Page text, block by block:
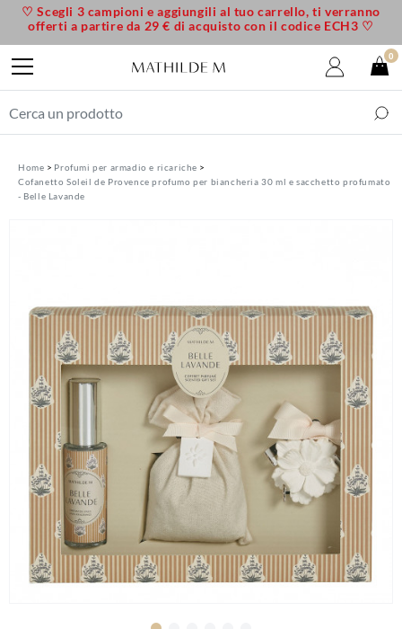
Home
Profumi per armadio e ricariche
Cofanetto Soleil de Provence profumo per biancheria 30 ml e sacchetto profumato
- Belle Lavande
♡ Scegli 3 campioni e aggiungili al tuo carrello, ti verranno
offerti a partire da 29 € di acquisto con il codice ECH3 ♡
0